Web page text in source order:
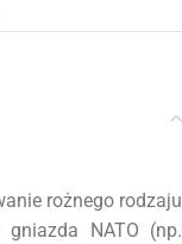
rożnego rodzaju
NATO (np.